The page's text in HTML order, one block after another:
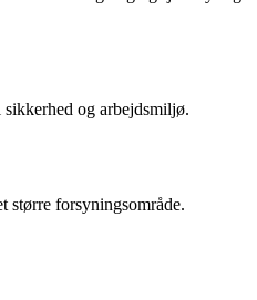
og arbejdsmiljø.
større forsyningsområde.